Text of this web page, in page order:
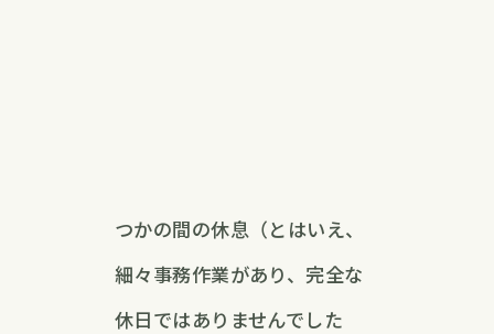
つかの間の休息（とはいえ、
細々事務作業があり、完全な
休日ではありませんでした